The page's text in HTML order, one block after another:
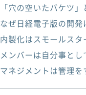
「穴の空いたバケツ
なぜ日経電子版の開
内製化はスモールスタ
メンバーは自分事と
マネジメントは管理